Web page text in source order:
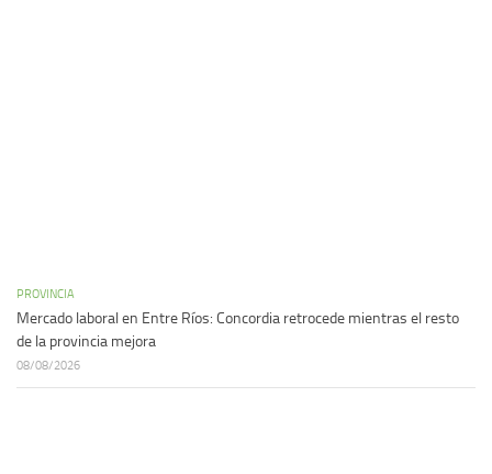
PROVINCIA
Mercado laboral en Entre Ríos: Concordia retrocede mientras el resto
de la provincia mejora
08/08/2026